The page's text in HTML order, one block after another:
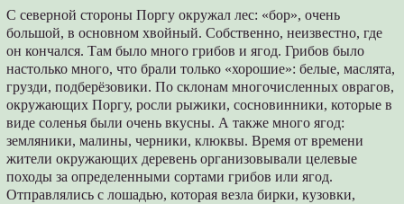
С северной стороны Поргу окружал лес: «бор», очень
большой, в основном хвойный. Собственно, неизвестно, где
он кончался. Там было много грибов и ягод. Грибов было
настолько много, что брали только «хорошие»: белые, маслята,
грузди, подберёзовики. По склонам многочисленных оврагов,
окружающих Поргу, росли рыжики, сосновинники, которые в
виде соленья были очень вкусны. А также много ягод:
земляники, малины, черники, клюквы. Время от времени
жители окружающих деревень организовывали целевые
походы за определенными сортами грибов или ягод.
Отправлялись с лошадью, которая везла бирки, кузовки,